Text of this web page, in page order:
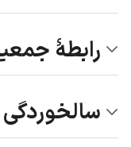
رابطۀ